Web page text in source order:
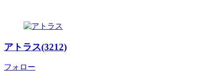
アトラス(3212)
フォロー